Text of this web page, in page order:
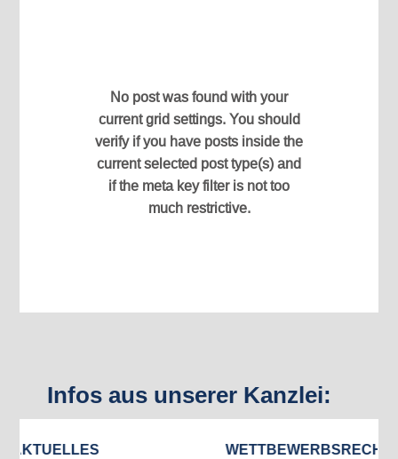
No post was found with your
current grid settings. You should
verify if you have posts inside the
current selected post type(s) and
if the meta key filter is not too
much restrictive.
Infos aus unserer Kanzlei:
WETTBEWERBSRECHT: „THE FINAL